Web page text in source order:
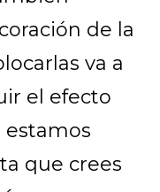
de la
va a
el efecto
que crees